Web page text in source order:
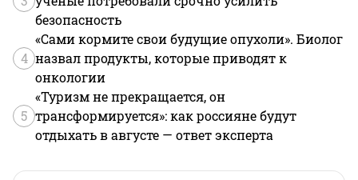
безопасность
4
«Сами кормите свои будущие опухоли». Биолог
назвал продукты, которые приводят к
онкологии
5
«Туризм не прекращается, он
трансформируется»: как россияне будут
отдыхать в августе — ответ эксперта